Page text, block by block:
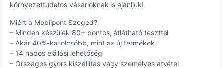
környezettudatos vásárlóknak is ajánljuk!
Miért a Mobilpont Szeged?
– Minden készülék 80+ pontos, átlátható teszttel
– Akár 40%-kal olcsóbb, mint az új termékek
– 14 napos elállási lehetőség
– Országos gyors kiszállítás vagy személyes átvétel